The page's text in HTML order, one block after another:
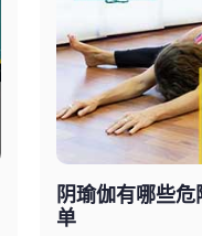
阴瑜伽有哪些
单